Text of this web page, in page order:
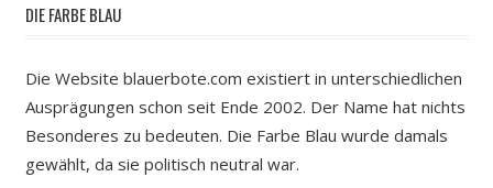
DIE FARBE BLAU
Die Website blauerbote.com existiert in unterschiedlichen
Ausprägungen schon seit Ende 2002. Der Name hat nichts
Besonderes zu bedeuten. Die Farbe Blau wurde damals
gewählt, da sie politisch neutral war.